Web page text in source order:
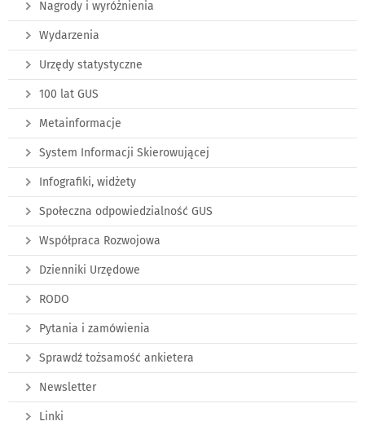
Nagrody i wyróżnienia
Wydarzenia
Urzędy statystyczne
100 lat GUS
Metainformacje
System Informacji Skierowującej
Infografiki, widżety
Społeczna odpowiedzialność GUS
Współpraca Rozwojowa
Dzienniki Urzędowe
RODO
Pytania i zamówienia
Sprawdź tożsamość ankietera
Newsletter
Linki